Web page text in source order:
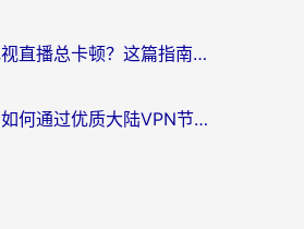
海外看国内电视直播总卡顿？这篇指南教你选对回国加速器，无缝追剧不发愁
海外党必看：如何通过优质大陆VPN节点无缝访问国内资源？